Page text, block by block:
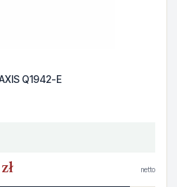
Q1942-E
netto